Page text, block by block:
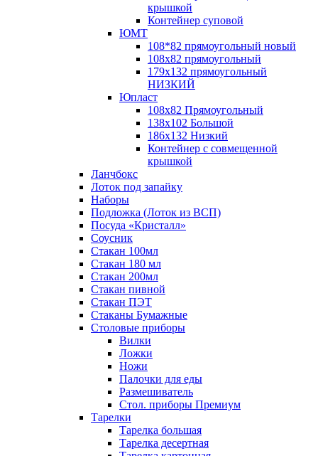
крышкой
Контейнер суповой
ЮМТ
108*82 прямоугольный новый
108х82 прямоугольный
179х132 прямоугольный
НИЗКИЙ
Юпласт
108х82 Прямоугольный
138х102 Большой
186х132 Низкий
Контейнер с совмещенной
крышкой
Ланчбокс
Лоток под запайку
Наборы
Подложка (Лоток из ВСП)
Посуда «Кристалл»
Соусник
Стакан 100мл
Стакан 180 мл
Стакан 200мл
Стакан пивной
Стакан ПЭТ
Стаканы Бумажные
Столовые приборы
Вилки
Ложки
Ножи
Палочки для еды
Размешиватель
Стол. приборы Премиум
Тарелки
Тарелка большая
Тарелка десертная